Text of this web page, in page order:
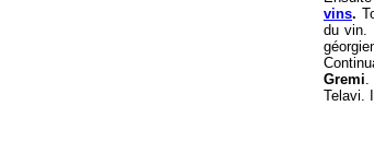
vins.
du vin.
Gremi.
Telavi.